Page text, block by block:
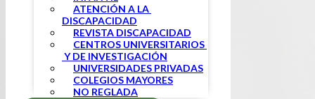
ATENCIÓN A LA
DISCAPACIDAD
REVISTA DISCAPACIDAD
CENTROS UNIVERSITARIOS
Y DE INVESTIGACIÓN
UNIVERSIDADES PRIVADAS
COLEGIOS MAYORES
NO REGLADA